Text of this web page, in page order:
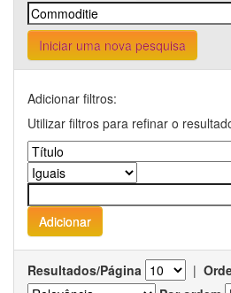
Iniciar uma nova pesquisa
Adicionar filtros:
Utilizar filtros para refinar o
Resultados/Página |